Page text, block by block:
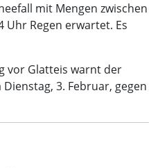
mit Mengen zwischen
Uhr Regen erwartet. Es
vor Glatteis warnt der
3. Februar, gegen